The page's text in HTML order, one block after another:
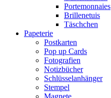
Portemonnaies
Brillenetuis
Täschchen
Papeterie
Postkarten
Pop up Cards
Fotografien
Notizbücher
Schlüsselanhänger
Stempel
Magnete